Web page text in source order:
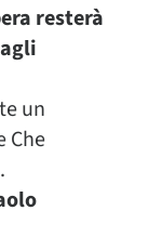
resterà
un
Che